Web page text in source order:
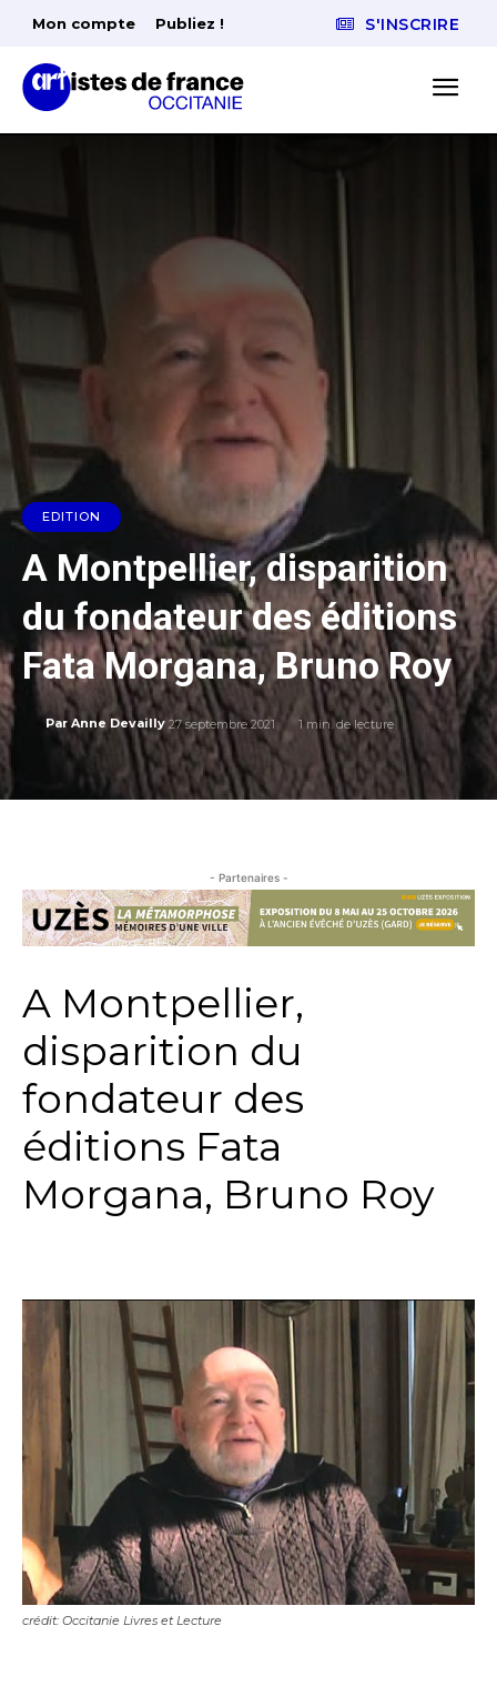
Mon compte Publiez ! S'INSCRIRE
EDITION
A Montpellier, disparition
du fondateur des éditions
Fata Morgana, Bruno Roy
Par Anne Devailly 27 septembre 2021 1 min. de lecture
- Partenaires -
A Montpellier,
disparition du
fondateur des
éditions Fata
Morgana, Bruno Roy
crédit: Occitanie Livres et Lecture